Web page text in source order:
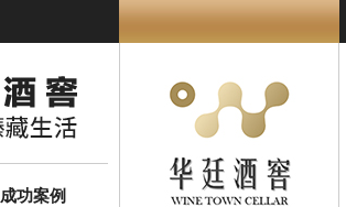
成功案例